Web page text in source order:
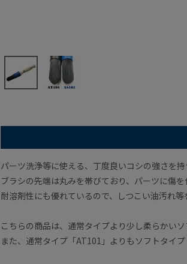
パーツ洗浄等に使える、丁度良いコシの強さを持
ブラシの先端は丸みを帯びており、パーツに傷
耐溶剤性にも優れているので、しつこい油汚れ
こちらの商品は、通常タイプより少し柔らかいソ
また、通常タイプ「AT101」よりもソフトタイ